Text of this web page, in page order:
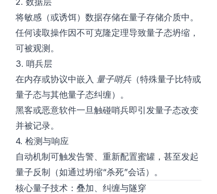
将敏感（或诱饵）数据存储在量子存储介质中。
任何读取操作因不可克隆定理导致量子态坍缩，
可被观测。
3. 哨兵层
在内存或协议中嵌入 量子哨兵（特殊量子比特或
量子态与其他量子态纠缠）。
黑客或恶意软件一旦触碰哨兵即引发量子态改变
并被记录。
4. 检测与响应
自动机制可触发告警、重新配置蜜罐，甚至发起
量子反制（如通过坍缩“杀死”会话）。
核心量子技术：叠加、纠缠与隧穿